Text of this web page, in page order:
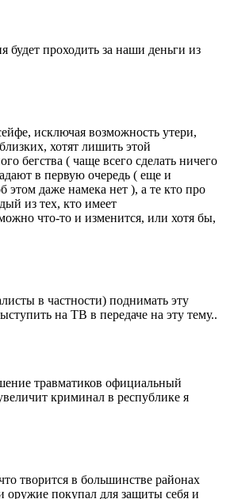
проходить за наши деньги из
исключая возможность утери,
хотят лишить этой
бегства ( чаще всего сделать ничего
в первую очередь ( еще и
этом даже намека нет ), а те кто про
из тех, кто имеет
что-то и изменится, или хотя бы,
в частности) поднимать эту
на ТВ в передаче на эту тему..
травматиков официальный
криминал в республике я
творится в большинстве районах
оружие покупал для защиты себя и